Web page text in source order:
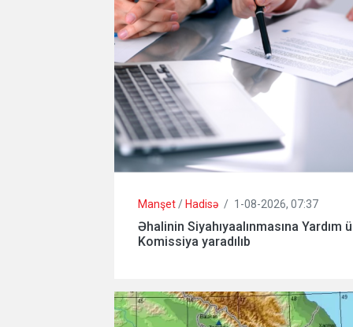
Manşet /Hadisə / 1-08-2026, 07:37
Əhalinin Siyahıyaalınmasına Yardım
Komissiya yaradılıb